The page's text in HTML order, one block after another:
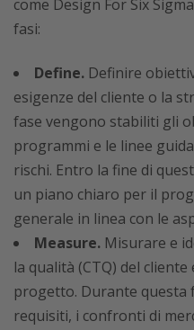
come Design For Six
fasi:
Define. Definire
esigenze del cliente o la
fase vengono stabiliti gli
programmi e le linee
rischi. Entro la fine di
un piano chiaro per il
generale in linea con le
Measure. Misurare e
la qualità (CTQ) del
progetto. Durante questa
requisiti, i confronti di